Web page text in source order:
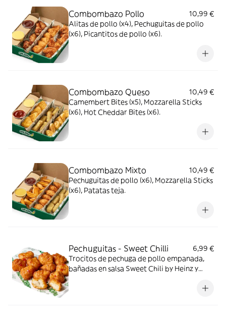
Combombazo Pollo
10,99 €
Alitas de pollo (x4), Pechuguitas de pollo
(x6), Picantitos de pollo (x6).
Combombazo Queso
10,49 €
Camembert Bites (x5), Mozzarella Sticks
(x6), Hot Cheddar Bites (x6).
Combombazo Mixto
10,49 €
Pechuguitas de pollo (x6), Mozzarella Sticks
(x6), Patatas teja.
Pechuguitas - Sweet Chilli
6,99 €
Trocitos de pechuga de pollo empanada,
bañadas en salsa Sweet Chili by Heinz y